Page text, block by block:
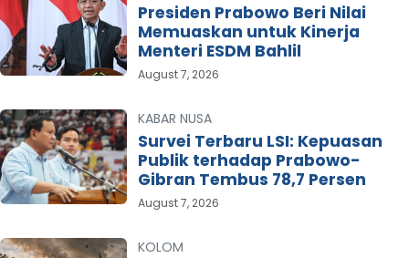
Presiden Prabowo Beri Nilai
Memuaskan untuk Kinerja
Menteri ESDM Bahlil
August 7, 2026
KABAR NUSA
Survei Terbaru LSI: Kepuasan
Publik terhadap Prabowo-
Gibran Tembus 78,7 Persen
August 7, 2026
KOLOM